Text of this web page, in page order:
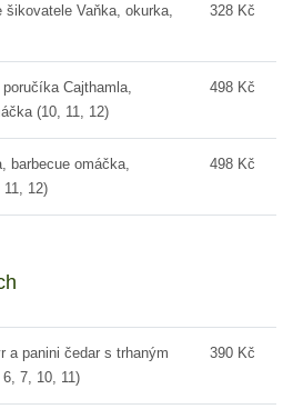
Vaňka, okurka,
328 Kč
Cajthamla,
(10, 11, 12)
498 Kč
barbecue omáčka,
12)
498 Kč
a panini čedar s trhaným
7, 10, 11)
390 Kč